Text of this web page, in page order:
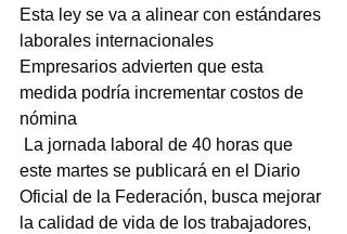
Esta ley se va a alinear con estándares
laborales internacionales
Empresarios advierten que esta
medida podría incrementar costos de
nómina
La jornada laboral de 40 horas que
este martes se publicará en el Diario
Oficial de la Federación, busca mejorar
la calidad de vida de los trabajadores,